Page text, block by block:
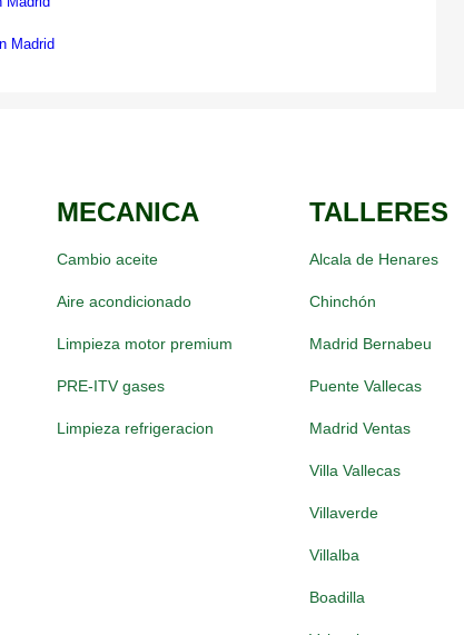
Madrid
MECANICA
Cambio aceite
Aire acondicionado
Limpieza motor premium
PRE-ITV gases
Limpieza refrigeracion
TALLERES
Alcala de Henares
Chinchón
Madrid Bernabeu
Puente Vallecas
Madrid Ventas
Villa Vallecas
Villaverde
Villalba
Boadilla